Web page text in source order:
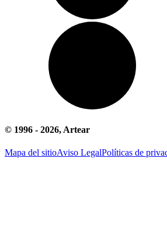
© 1996 - 2026, Artear
Mapa del sitioAviso LegalPolíticas de